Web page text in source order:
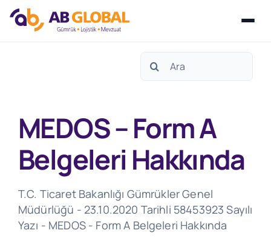
Search
MEDOS – Form A
Belgeleri Hakkında
T.C. Ticaret Bakanlığı Gümrükler Genel
Müdürlüğü - 23.10.2020 Tarihli 58453923 Sayılı
Yazı - MEDOS - Form A Belgeleri Hakkında